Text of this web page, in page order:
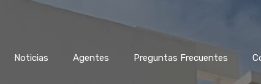
Noticias Agentes Preguntas Frecuentes